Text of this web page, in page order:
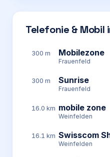
Telefonie & Mobil
300 m Mobilezone
Frauenfeld
300 m Sunrise
Frauenfeld
16.0 km mobile zone
Weinfelden
16.1 km Swisscom
Weinfelden